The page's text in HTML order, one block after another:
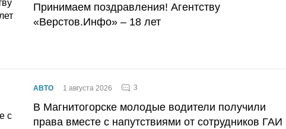
Принимаем поздравления! Агентству
«Верстов.Инфо» – 18 лет
АВТО 1 августа 2026 3
В Магнитогорске молодые водители получили
права вместе с напутствиями от сотрудников ГАИ